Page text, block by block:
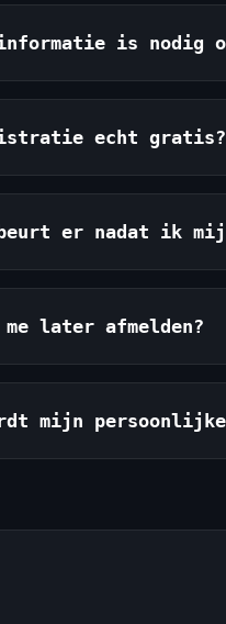
is nodig
echt gratis?
er nadat ik
later afmelden?
mijn persoonlijke